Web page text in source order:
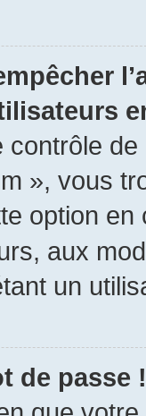
», vous
option
aux
un
de passe !